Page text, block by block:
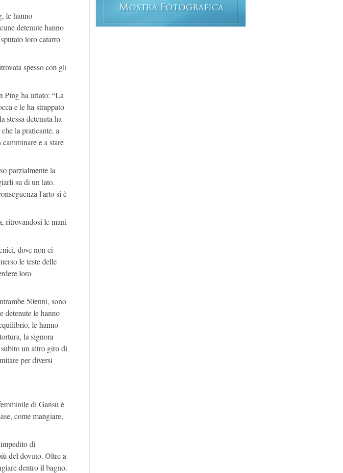
le hanno
detenute hanno
loro catarro
spesso con gli
Ping ha urlato: “La
e le ha strappato
stessa detenuta ha
la praticante, a
e a stare
parzialmente la
su di un lato.
l'arto si è
ritrovandosi le mani
dove non ci
le teste delle
loro
50enni, sono
detenute le hanno
le hanno
la signora
un altro giro di
per diversi
di Gansu è
come mangiare,
di
del dovuto. Oltre a
dentro il bagno.
MOSTRA FOTOGRAFICA